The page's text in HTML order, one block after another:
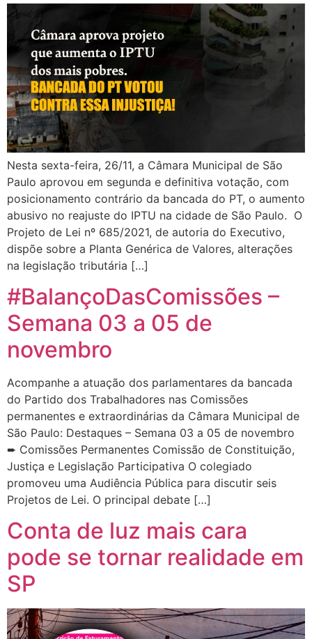
Nesta sexta-feira, 26/11, a Câmara Municipal de São
Paulo aprovou em segunda e definitiva votação, com
posicionamento contrário da bancada do PT, o aumento
abusivo no reajuste do IPTU na cidade de São Paulo. O
Projeto de Lei nº 685/2021, de autoria do Executivo,
dispõe sobre a Planta Genérica de Valores, alterações
na legislação tributária […]
#BalançoDasComissões –
Semana 03 a 05 de
novembro
Acompanhe a atuação dos parlamentares da bancada
do Partido dos Trabalhadores nas Comissões
permanentes e extraordinárias da Câmara Municipal de
São Paulo: Destaques – Semana 03 a 05 de novembro
➨ Comissões Permanentes Comissão de Constituição,
Justiça e Legislação Participativa O colegiado
promoveu uma Audiência Pública para discutir seis
Projetos de Lei. O principal debate […]
Conta de luz mais cara
pode se tornar realidade em
SP